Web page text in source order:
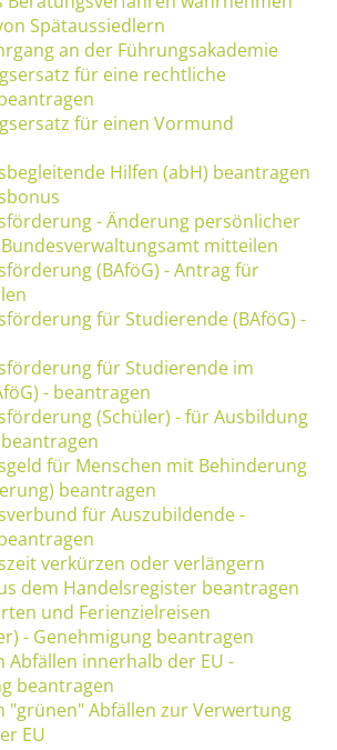
Spätaussiedlern
an der Führungsakademie
für eine rechtliche
für einen Vormund
Hilfen (abH) beantragen
- Änderung persönlicher
mitteilen
(BAföG) - Antrag für
für Studierende (BAföG) -
für Studierende im
- beantragen
(Schüler) - für Ausbildung
für Menschen mit Behinderung
beantragen
für Auszubildende -
verkürzen oder verlängern
dem Handelsregister beantragen
und Ferienzielreisen
- Genehmigung beantragen
Abfällen innerhalb der EU -
beantragen
"grünen" Abfällen zur Verwertung
EU